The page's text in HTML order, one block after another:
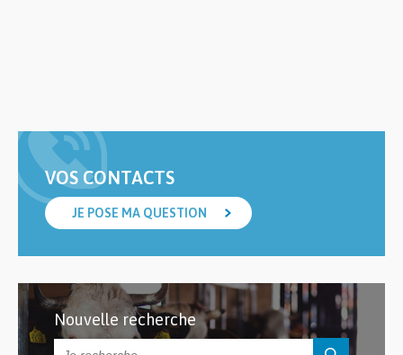
VOS CONTACTS
JE POSE MA QUESTION
Nouvelle recherche